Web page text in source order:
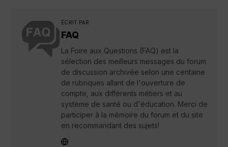
ÉCRIT PAR
FAQ
La Foire aux Questions (FAQ) est la
sélection des meilleurs messages du forum
de discussion archivée selon une centaine
de rubriques allant de l'ouverture de
compte, aux différents métiers et au
système de santé ou d'éducation. Merci de
participer à la mémoire du forum et du site
en recommandant des sujets!